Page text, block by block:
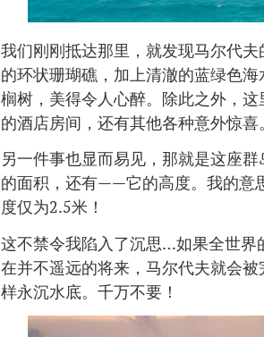
我们刚刚抵达那里，就发现马尔代
的环状珊瑚礁，加上清澈的蓝绿色
榈树，美得令人心醉。除此之外，
的酒店房间，还有其他各种意外惊喜。
另一件事也显而易见，那就是这座
的面积，还有——它的高度。我的意
度仅为2.5米！
这不禁令我陷入了沉思…如果全世
在并不遥远的将来，马尔代夫就会
样永沉水底。千万不要！